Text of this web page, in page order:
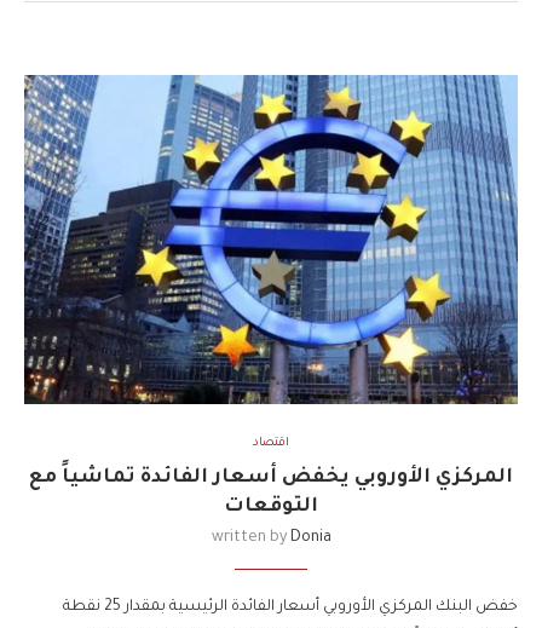
اقتصاد
المركزي الأوروبي يخفض أسعار الفائدة تماشياً مع
التوقعات
written by Donia
خفض البنك المركزي الأوروبي أسعار الفائدة الرئيسية بمقدار 25 نقطة